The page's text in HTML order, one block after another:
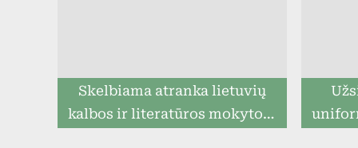
Skelbiama atranka lietuvių
kalbos ir literatūros mokytojo